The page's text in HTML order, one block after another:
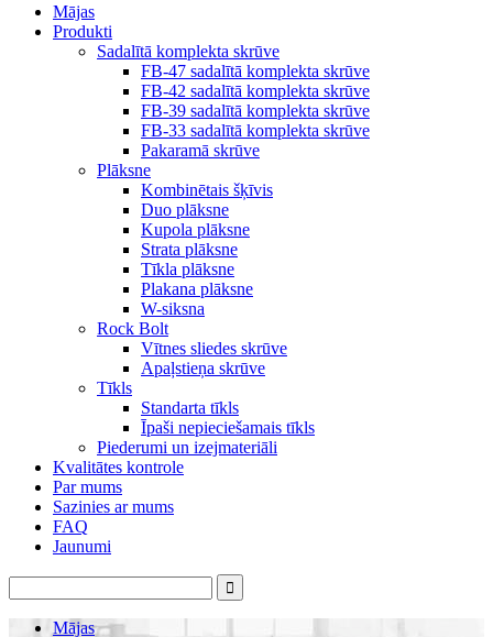
Mājas
Produkti
Sadalītā komplekta skrūve
FB-47 sadalītā komplekta skrūve
FB-42 sadalītā komplekta skrūve
FB-39 sadalītā komplekta skrūve
FB-33 sadalītā komplekta skrūve
Pakaramā skrūve
Plāksne
Kombinētais šķīvis
Duo plāksne
Kupola plāksne
Strata plāksne
Tīkla plāksne
Plakana plāksne
W-siksna
Rock Bolt
Vītnes sliedes skrūve
Apaļstieņa skrūve
Tīkls
Standarta tīkls
Īpaši nepieciešamais tīkls
Piederumi un izejmateriāli
Kvalitātes kontrole
Par mums
Sazinies ar mums
FAQ
Jaunumi
Mājas